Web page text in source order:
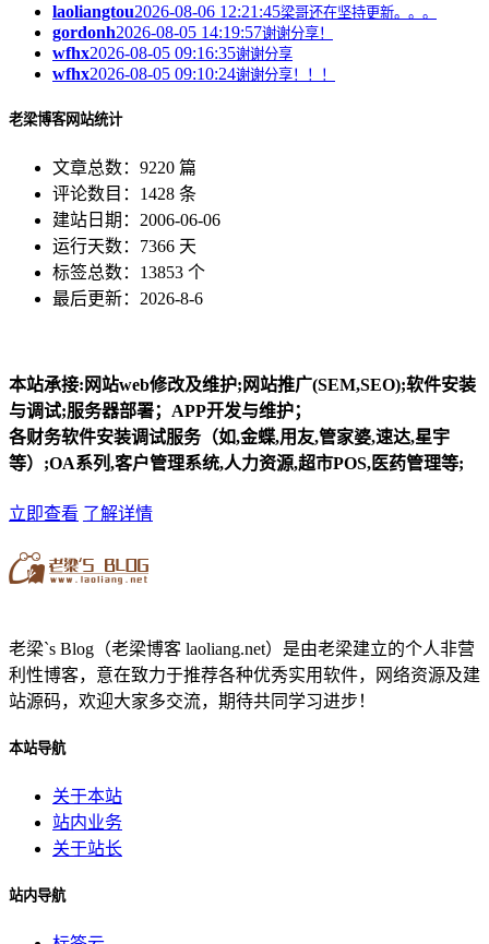
laoliangtou2026-08-06 12:21:45梁哥还在坚持更新。。。
gordonh2026-08-05 14:19:57谢谢分享！
wfhx2026-08-05 09:16:35谢谢分享
wfhx2026-08-05 09:10:24谢谢分享！！！
老梁博客网站统计
文章总数：9220 篇
评论数目：1428 条
建站日期：2006-06-06
运行天数：7366 天
标签总数：13853 个
最后更新：2026-8-6
本站承接:网站web修改及维护;网站推广(SEM,SEO);软件安装
与调试;服务器部署；APP开发与维护；
各财务软件安装调试服务（如,金蝶,用友,管家婆,速达,星宇
等）;OA系列,客户管理系统,人力资源,超市POS,医药管理等;
立即查看 了解详情
老梁`s Blog（老梁博客 laoliang.net）是由老梁建立的个人非营
利性博客，意在致力于推荐各种优秀实用软件，网络资源及建
站源码，欢迎大家多交流，期待共同学习进步！
本站导航
关于本站
站内业务
关于站长
站内导航